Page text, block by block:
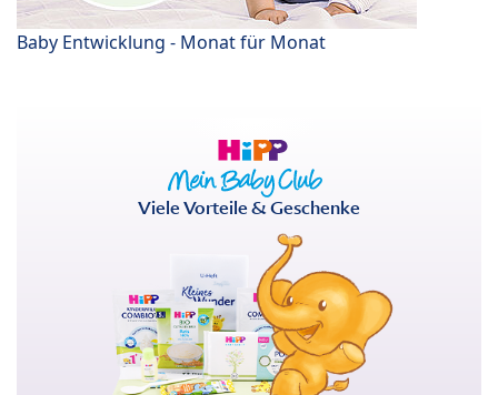
Baby Entwicklung - Monat für Monat
Viele Vorteile & Geschenke